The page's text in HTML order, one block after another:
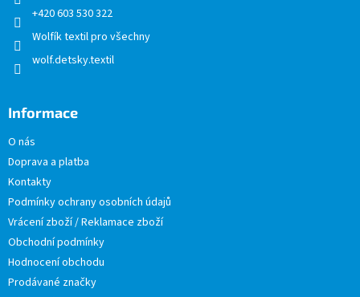
+420 603 530 322
Wolfík textil pro všechny
wolf.detsky.textil
Informace
O nás
Doprava a platba
Kontakty
Podmínky ochrany osobních údajů
Vrácení zboží / Reklamace zboží
Obchodní podmínky
Hodnocení obchodu
Prodávané značky